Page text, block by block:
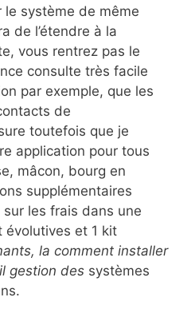
le système de même
de l’étendre à la
vous rentrez pas le
consulte très facile
par exemple, que les
de
toutefois que je
application pour tous
mâcon, bourg en
supplémentaires
les frais dans une
évolutives et 1 kit
la comment installer
gestion des systèmes